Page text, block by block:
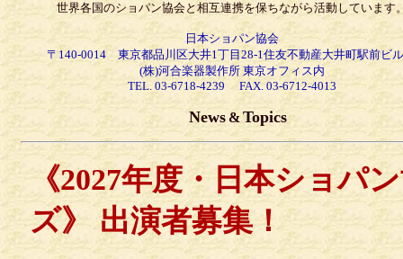
世界各国のショパン協会と相互連携を保ちながら活動しています
日本ショパン協会
〒140-0014 東京都品川区大井1丁目28-1住友不動産大井町駅前ビ
(株)河合楽器製作所 東京オフィス内
TEL. 03-6718-4239 FAX. 03-6712-4013
News & Topics
《2027年度・日本ショパ
ズ》 出演者募集！